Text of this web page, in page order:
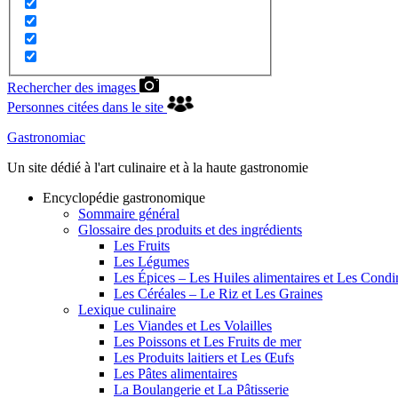
Rechercher des images
Personnes citées dans le site
Gastronomiac
Un site dédié à l'art culinaire et à la haute gastronomie
Encyclopédie gastronomique
Sommaire général
Glossaire des produits et des ingrédients
Les Fruits
Les Légumes
Les Épices – Les Huiles alimentaires et Les
Les Céréales – Le Riz et Les Graines
Lexique culinaire
Les Viandes et Les Volailles
Les Poissons et Les Fruits de mer
Les Produits laitiers et Les Œufs
Les Pâtes alimentaires
La Boulangerie et La Pâtisserie